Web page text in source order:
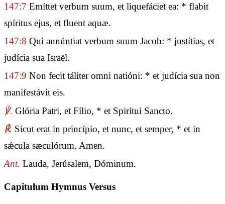
147:7 Emíttet verbum suum, et liquefáciet ea: * flabit
spíritus ejus, et fluent aquæ.
147:8 Qui annúntiat verbum suum Jacob: * justítias, et
judícia sua Israël.
147:9 Non fecit táliter omni natióni: * et judícia sua non
manifestávit eis.
℣. Glória Patri, et Fílio, * et Spirítui Sancto.
℟. Sicut erat in princípio, et nunc, et semper, * et in
sǽcula sæculórum. Amen.
Ant. Lauda, Jerúsalem, Dóminum.
Capitulum Hymnus Versus